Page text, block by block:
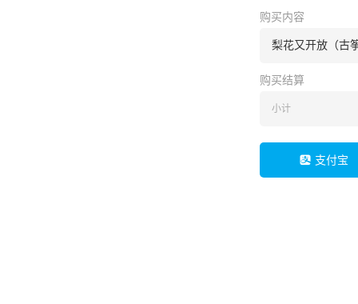
购买内容
梨花又开放（古
购买结算
小计
支付宝